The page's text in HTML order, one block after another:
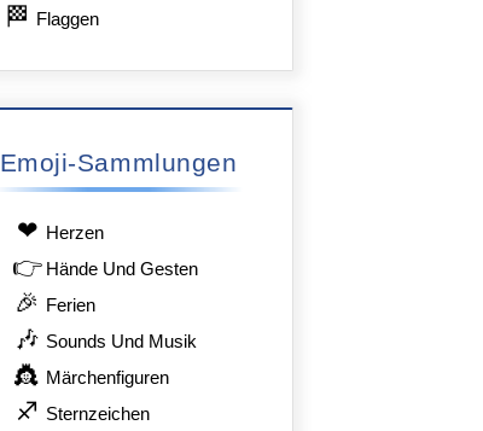
🏁 Flaggen
Emoji-Sammlungen
❤ Herzen
👉 Hände Und Gesten
🎉 Ferien
🎶 Sounds Und Musik
👸 Märchenfiguren
♐ Sternzeichen